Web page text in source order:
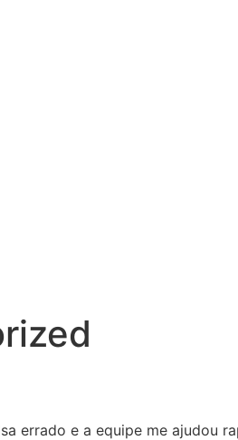
errado e a equipe me ajudou